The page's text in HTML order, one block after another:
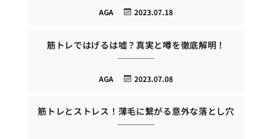
2023.07.18
AGA
筋トレではげるは嘘？真実と噂を徹底解明！
2023.07.08
AGA
筋トレとストレス！薄毛に繋がる意外な落とし穴